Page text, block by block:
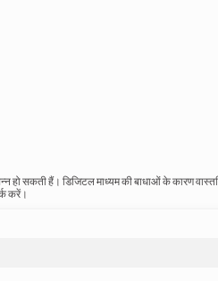
हो सकती हैं। डिजिटल माध्यम की बाधाओं के कारण
करें।